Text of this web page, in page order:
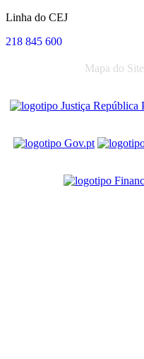
Linha do CEJ
218 845 600
Mapa do Site